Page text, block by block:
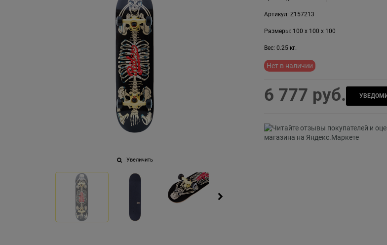
Увеличить
Артикул: Z157213
Размеры: 100 x 100 x 100
Вес: 0.25кг.
Нет в наличии
6 777 руб.